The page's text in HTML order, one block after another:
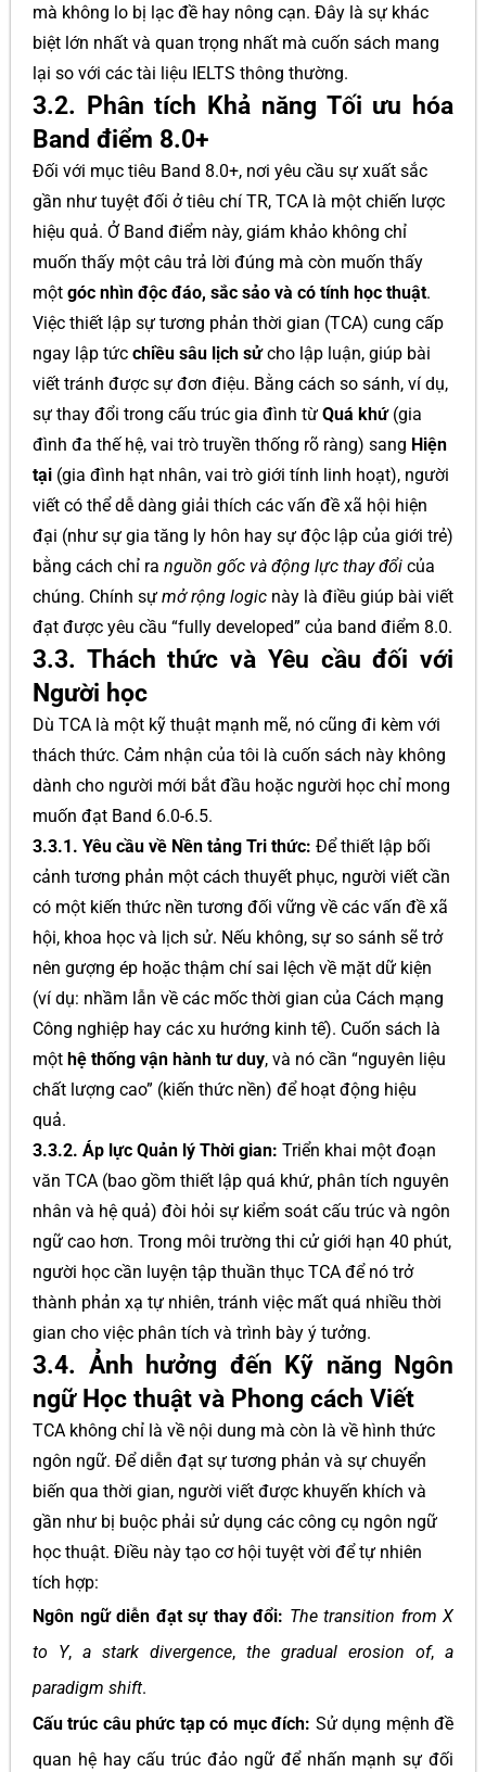
mà không lo bị lạc đề hay nông cạn. Đây là sự khác
biệt lớn nhất và quan trọng nhất mà cuốn sách mang
lại so với các tài liệu IELTS thông thường.
3.2. Phân tích Khả năng Tối ưu hóa
Band điểm 8.0+
Đối với mục tiêu Band 8.0+, nơi yêu cầu sự xuất sắc
gần như tuyệt đối ở tiêu chí TR, TCA là một chiến lược
hiệu quả. Ở Band điểm này, giám khảo không chỉ
muốn thấy một câu trả lời đúng mà còn muốn thấy
một góc nhìn độc đáo, sắc sảo và có tính học thuật.
Việc thiết lập sự tương phản thời gian (TCA) cung cấp
ngay lập tức chiều sâu lịch sửcho lập luận, giúp bài
viết tránh được sự đơn điệu. Bằng cách so sánh, ví dụ,
sự thay đổi trong cấu trúc gia đình từ Quá khứ(gia
đình đa thế hệ, vai trò truyền thống rõ ràng) sang Hiện
tại (gia đình hạt nhân, vai trò giới tính linh hoạt), người
viết có thể dễ dàng giải thích các vấn đề xã hội hiện
đại (như sự gia tăng ly hôn hay sự độc lập của giới trẻ)
bằng cách chỉ ra nguồn gốc và động lực thay đổi của
chúng. Chính sự mở rộng logic này là điều giúp bài viết
đạt được yêu cầu “fully developed” của band điểm 8.0.
3.3. Thách thức và Yêu cầu đối với
Người học
Dù TCA là một kỹ thuật mạnh mẽ, nó cũng đi kèm với
thách thức. Cảm nhận của tôi là cuốn sách này không
dành cho người mới bắt đầu hoặc người học chỉ mong
muốn đạt Band 6.0-6.5.
3.3.1. Yêu cầu về Nền tảng Tri thức: Để thiết lập bối
cảnh tương phản một cách thuyết phục, người viết cần
có một kiến thức nền tương đối vững về các vấn đề xã
hội, khoa học và lịch sử. Nếu không, sự so sánh sẽ trở
nên gượng ép hoặc thậm chí sai lệch về mặt dữ kiện
(ví dụ: nhầm lẫn về các mốc thời gian của Cách mạng
Công nghiệp hay các xu hướng kinh tế). Cuốn sách là
một hệ thống vận hành tư duy, và nó cần “nguyên liệu
chất lượng cao” (kiến thức nền) để hoạt động hiệu
quả.
3.3.2. Áp lực Quản lý Thời gian: Triển khai một đoạn
văn TCA (bao gồm thiết lập quá khứ, phân tích nguyên
nhân và hệ quả) đòi hỏi sự kiểm soát cấu trúc và ngôn
ngữ cao hơn. Trong môi trường thi cử giới hạn 40 phút,
người học cần luyện tập thuần thục TCA để nó trở
thành phản xạ tự nhiên, tránh việc mất quá nhiều thời
gian cho việc phân tích và trình bày ý tưởng.
3.4. Ảnh hưởng đến Kỹ năng Ngôn
ngữ Học thuật và Phong cách Viết
TCA không chỉ là về nội dung mà còn là về hình thức
ngôn ngữ. Để diễn đạt sự tương phản và sự chuyển
biến qua thời gian, người viết được khuyến khích và
gần như bị buộc phải sử dụng các công cụ ngôn ngữ
học thuật. Điều này tạo cơ hội tuyệt vời để tự nhiên
tích hợp:
Ngôn ngữ diễn đạt sự thay đổi: The transition from X
to Y, a stark divergence, the gradual erosion of, a
paradigm shift.
Cấu trúc câu phức tạp có mục đích: Sử dụng mệnh đề
quan hệ hay cấu trúc đảo ngữ để nhấn mạnh sự đối